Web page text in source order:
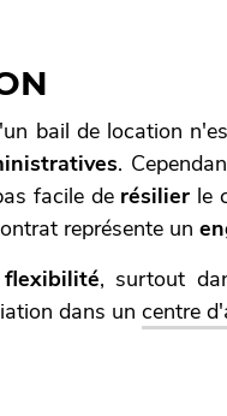
bail de location
.
facile de résilier le
représente un
flexibilité, surtout
dans un centre